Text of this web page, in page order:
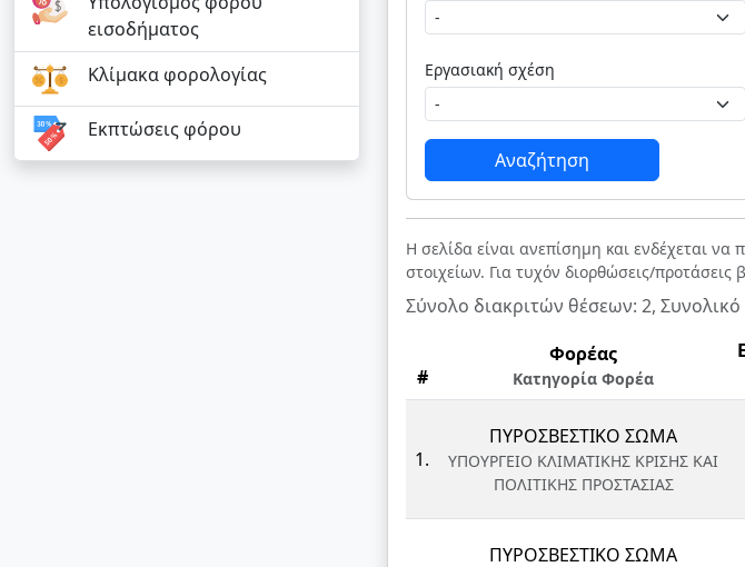
εισοδήματος
Κλίμακα φορολογίας
Εκπτώσεις φόρου
Εργασιακή σχέση
Αναζήτηση
Η σελίδα είναι ανεπίσημη και ενδέχεται να
στοιχείων. Για τυχόν διορθώσεις/
Σύνολο διακριτών θέσεων: 2,
#
Φορέας
Κατηγορία Φορέα
1.
ΠΥΡΟΣΒΕΣΤΙΚΟ ΣΩΜΑ
ΥΠΟΥΡΓΕΙΟ ΚΛΙΜΑΤΙΚΗΣ ΚΡΙΣΗΣ ΚΑΙ
ΠΟΛΙΤΙΚΗΣ ΠΡΟΣΤΑΣΙΑΣ
ΠΥΡΟΣΒΕΣΤΙΚΟ ΣΩΜΑ